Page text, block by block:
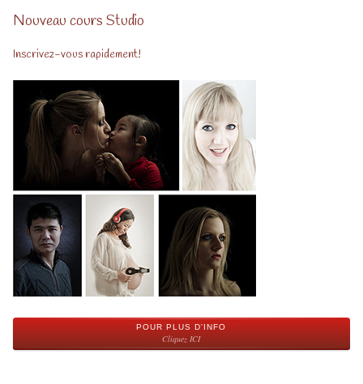
Nouveau cours Studio
Inscrivez-vous rapidement!
POUR PLUS D'INFO
Cliquez ICI